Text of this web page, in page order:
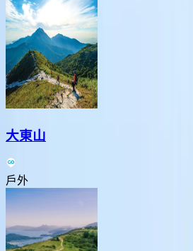
大東山
戶外